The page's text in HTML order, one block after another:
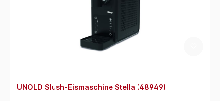
UNOLD Slush-Eismaschine Stella (48949)